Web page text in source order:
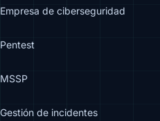
Empresa de ciberseguridad
Pentest
MSSP
Gestión de incidentes